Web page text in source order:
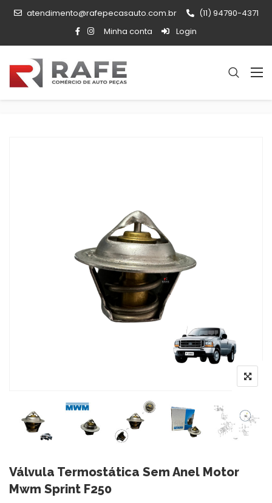
atendimento@rafepecasauto.com.br
(11) 94790-4371
Minha conta
Login
Válvula Termostática Sem Anel Motor
Mwm Sprint F250